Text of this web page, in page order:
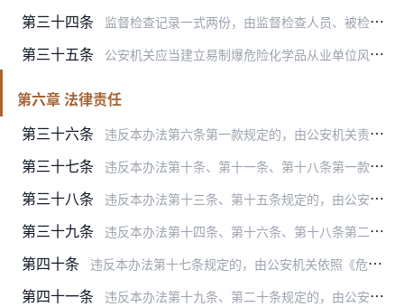
第三十四条 监督检查记录一式两份，由监督检查人员、被检查单位管理人员签字确认；被检查单位管理人员对检查记录有异议或者拒绝签名的，检查人员应当在检查记录中注明。
第三十五条 公安机关应当建立易制爆危险化学品从业单位风险评估、分级预警机制和与有关部门信息共享通报机制。
第六章 法律责任
第三十六条
违反本办法第六条第一款规定的，由公安机关责令限期改正，可以处一万元以下罚款；逾期不改正的，处违法所得三倍以下且不超过三万元罚款，没有违法所得的，处一万元以下罚款…
第三十七条 违反本办法第十条、第十一条、第十八条第一款规定的，由公安机关依照《危险化学品安全管理条例》第八十四条第二款、第三款的规定处罚。
第三十八条 违反本办法第十三条、第十五条规定的，由公安机关依照《中华人民共和国反恐怖主义法》第八十七条的规定处罚。
第三十九条 违反本办法第十四条、第十六条、第十八条第二款、第二十八条第二款规定的，由公安机关依照《危险化学品安全管理条例》第八十一条的规定处罚。
第四十条 违反本办法第十七条规定的，由公安机关依照《危险化学品安全管理条例》第八十二条第二款的规定处罚。
第四十一条 违反本办法第十九条、第二十条规定的，由公安机关依照《危险化学品安全管理条例》第八十九条第三项、第四项的规定处罚。